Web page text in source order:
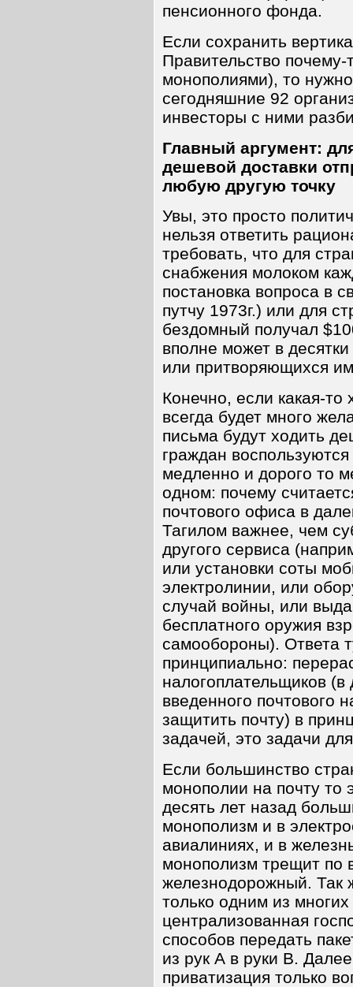
пенсионного фонда.
Если сохранить
Правительство почему-
монополиями), то
сегодняшние 92
инвесторы с ними
Главный аргумент:
дешевой доставки
любую другую точку
Увы, это просто
нельзя ответить
требовать, что для
снабжения молоком
постановка вопроса в
путчу 1973г.) или для
бездомный получал
вполне может в
или притворяющихся
Конечно, если какая-то
всегда будет много
письма будут ходить
граждан
медленно и дорого то
одном: почему
почтового офиса в
Тагилом важнее, чем
другого сервиса
или установки соты
электролинии, или
случай войны, или
бесплатного оружия
самообороны). Ответа
принципиально:
налогоплательщиков
введенного почтового
защитить почту) в
задачей, это задачи
Если большинство
монополии на почту то
десять лет назад
монополизм и в
авиалиниях, и в
монополизм трещит по
железнодорожный. Так
только одним из
централизованная
способов передать
из рук А в руки B.
приватизация только